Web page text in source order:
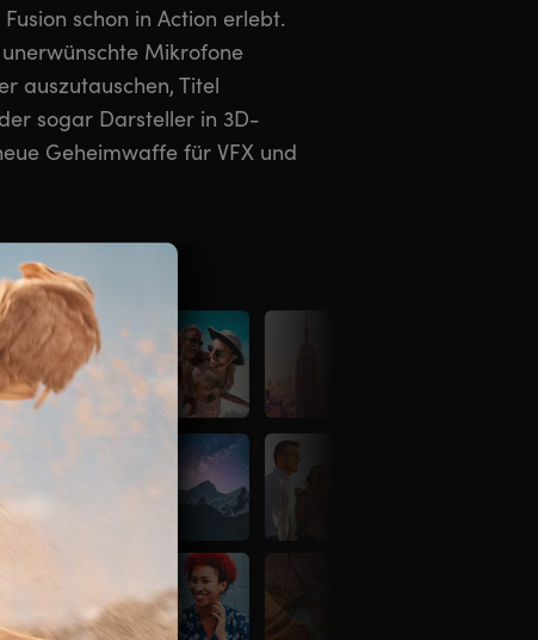
schon in Action erlebt.
Mikrofone
auszutauschen, Titel
sogar Darsteller in 3D-
Geheimwaffe für VFX und